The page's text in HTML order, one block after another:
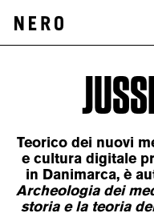
Teorico dei nuovi
e cultura digitale
in Danimarca, è
Archeologia dei
storia e la teoria